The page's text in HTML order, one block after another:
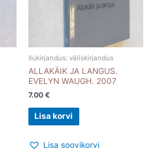
Ilukirjandus: väliskirjandus
ALLAKÄIK JA LANGUS.
EVELYN WAUGH. 2007
7.00 €
Lisa korvi
Lisa soovikorvi